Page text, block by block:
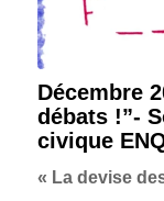
Décembre
débats !”-
civique
« La devise